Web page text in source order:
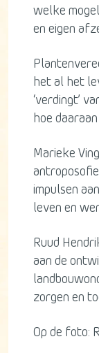
welke
en eigen
het al het
‘verdingt’
hoe
Marieke
impulsen
leven en
Ruud
aan de
zorgen en
Op de foto: